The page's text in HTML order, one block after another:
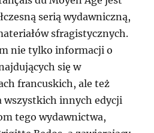
serią wydawniczną,
sfragistycznych.
nie tylko informacji o
się w
francuskich, ale też
wszystkich innych edycji
tego wydawnictwa,